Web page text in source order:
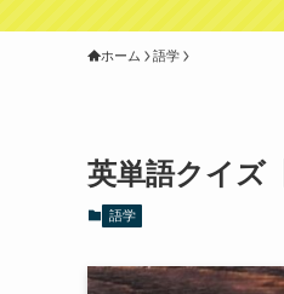
ホーム 語学
英単語クイズ
語学